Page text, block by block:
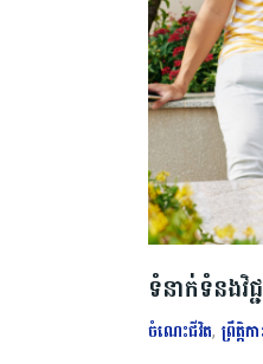
ទំនាក់ទំនងវិ
ចំណេះជីវិត,ព្រឹត្តិ